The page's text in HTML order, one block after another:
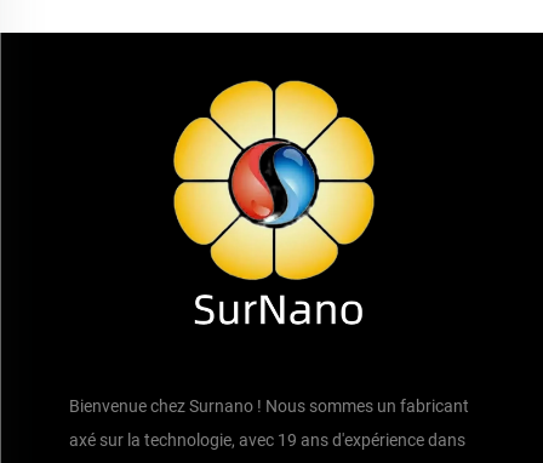
Bienvenue chez Surnano ! Nous sommes un fabricant
axé sur la technologie, avec 19 ans d'expérience dans